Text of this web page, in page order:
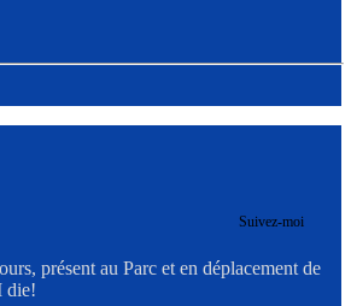
Suivez-moi
présent au Parc et en déplacement de
die!